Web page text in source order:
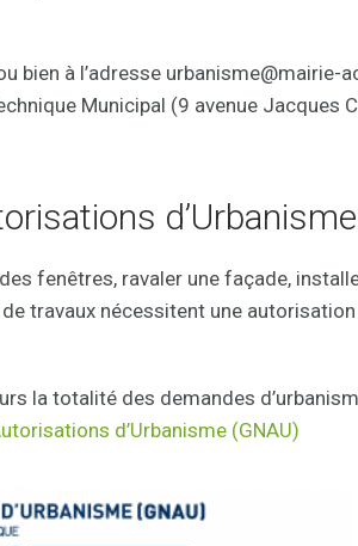
bien à l’adresse urbanisme@mairie-
Municipal (9 avenue Jacques
d’Urbanisme
fenêtres, ravaler une façade,
travaux nécessitent une autorisation
la totalité des demandes
d’Urbanisme (GNAU)